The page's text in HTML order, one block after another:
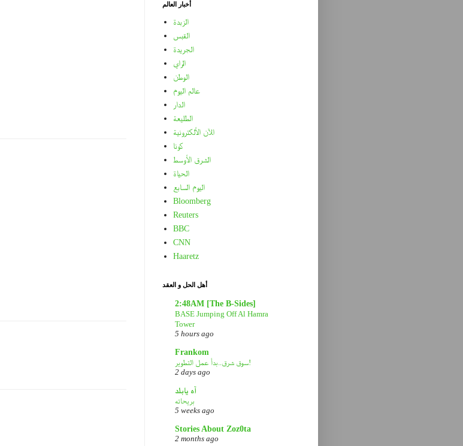
أخبار العالم
الزبدة
القبس
الجريدة
الراي
الوطن
عالم اليوم
الدار
الطليعة
الآن الألكترونية
كونا
الشرق الأوسط
الحياة
اليوم السابع
Bloomberg
Reuters
BBC
CNN
Haaretz
أهل الحل و العقد
2:48AM [The B-Sides]
BASE Jumping Off Al Hamra
Tower
5 hours ago
Frankom
سوق شرق..بدأ عمل التطوير!
2 days ago
آه يابلد
بريحاته
5 weeks ago
Stories About Zoz0ta
2 months ago